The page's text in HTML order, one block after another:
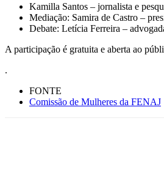
Kamilla Santos – jornalista e
Mediação: Samira de Castro –
Debate: Letícia Ferreira –
A participação é gratuita e aberta ao
.
FONTE
Comissão de Mulheres da FENAJ